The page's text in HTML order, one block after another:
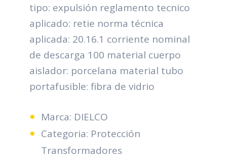
tipo: expulsión reglamento tecnico
aplicado: retie norma técnica
aplicada: 20.16.1 corriente nominal
de descarga 100 material cuerpo
aislador: porcelana material tubo
portafusible: fibra de vidrio
Marca: DIELCO
Categoria: Protección
Transformadores